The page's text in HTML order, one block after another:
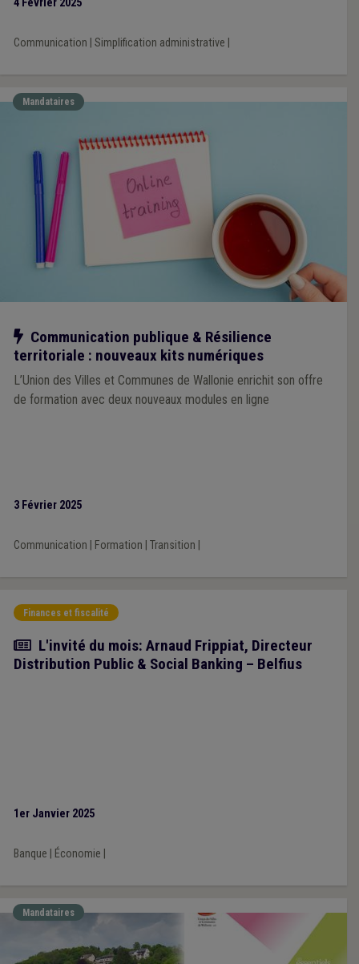
4 Février 2025
Communication Simplification administrative
Mandataires
Notre action
Communication publique & Résilience
territoriale : nouveaux kits numériques
L’Union des Villes et Communes de Wallonie enrichit son offre
de formation avec deux nouveaux modules en ligne
3 Février 2025
Communication Formation Transition
Finances et fiscalité
Article
L'invité du mois: Arnaud Frippiat, Directeur
Distribution Public & Social Banking – Belfius
1er Janvier 2025
Banque Économie
Mandataires